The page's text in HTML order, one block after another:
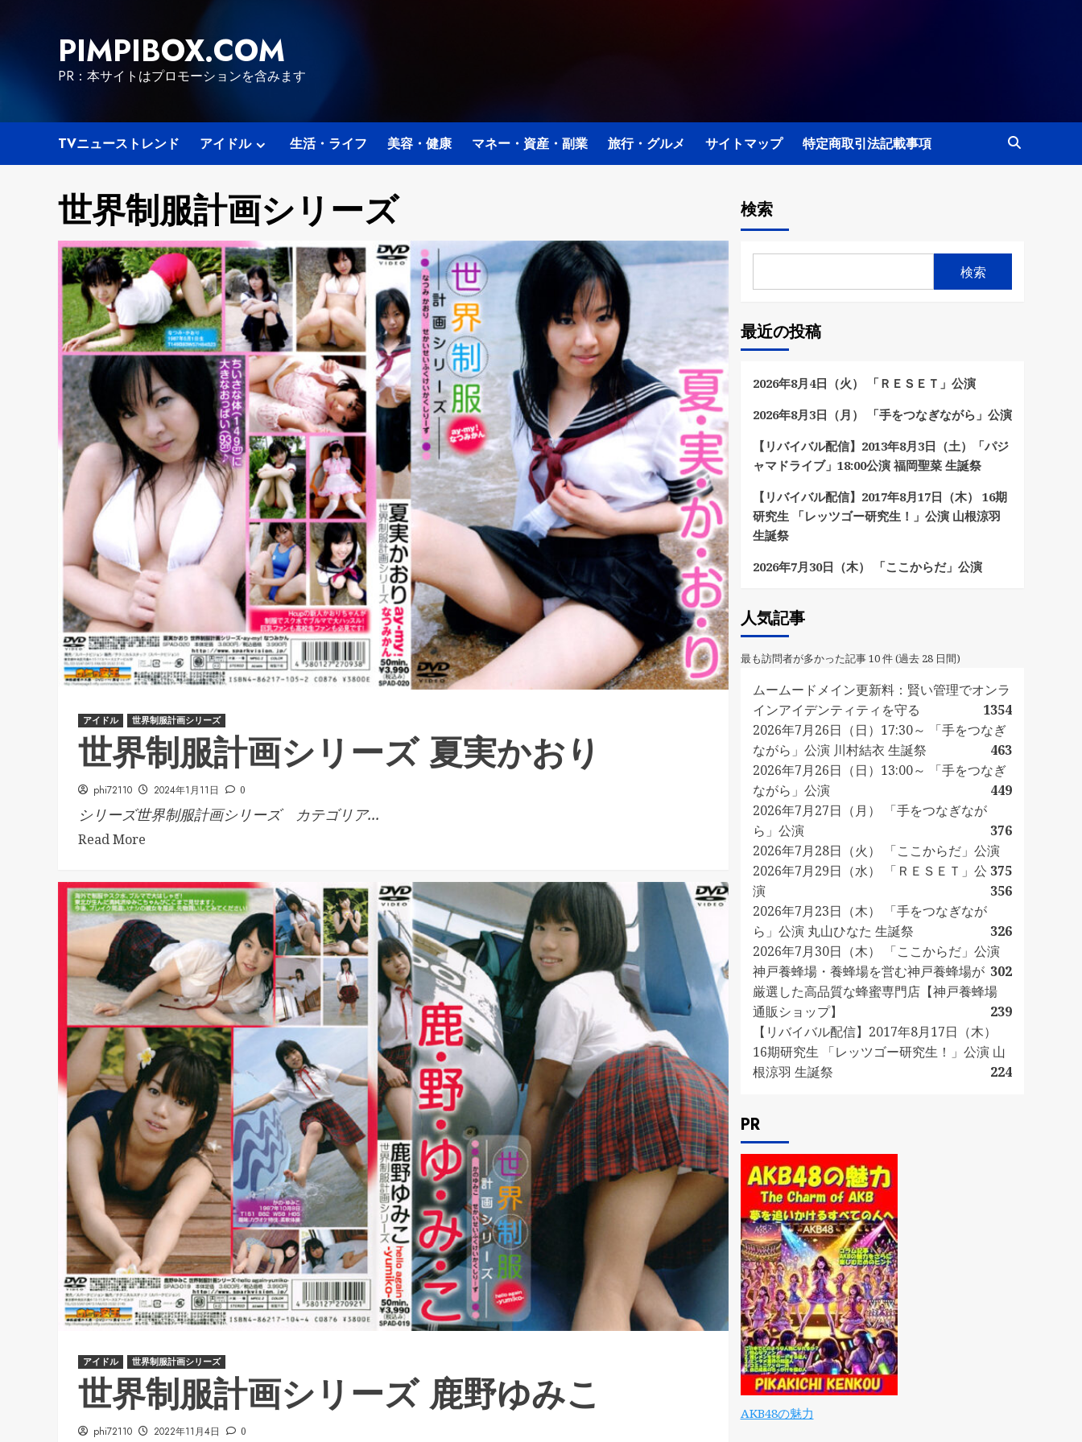
PIMPIBOX.COM
PR：本サイトはプロモーションを含みます
TVニューストレンド アイドル 生活・ライフ 美容・健康 マネー・資産・副業 旅行・グルメ サイトマップ 特定商取引法記載事項
世界制服計画シリーズ
アイドル 世界制服計画シリーズ
世界制服計画シリーズ 夏実かおり
phi72110 2024年1月11日 0
シリーズ世界制服計画シリーズ カテゴリア...
Read More
アイドル 世界制服計画シリーズ
世界制服計画シリーズ 鹿野ゆみこ
phi72110 2022年11月4日 0
検索
検索
最近の投稿
2026年8月4日（火） 「ＲＥＳＥＴ」公演
2026年8月3日（月） 「手をつなぎながら」公演
【リバイバル配信】2013年8月3日（土）「パジ
ャマドライブ」18:00公演 福岡聖菜 生誕祭
【リバイバル配信】2017年8月17日（木） 16期
研究生 「レッツゴー研究生！」公演 山根涼羽
生誕祭
2026年7月30日（木） 「ここからだ」公演
人気記事
最も訪問者が多かった記事 10 件 (過去 28 日間)
ムームードメイン更新料：賢い管理でオンラ
インアイデンティティを守る
1354
2026年7月26日（日）17:30～ 「手をつなぎ
ながら」公演 川村結衣 生誕祭
463
2026年7月26日（日）13:00～ 「手をつなぎ
ながら」公演
449
2026年7月27日（月） 「手をつなぎなが
ら」公演
376
2026年7月28日（火） 「ここからだ」公演
375
2026年7月29日（水） 「ＲＥＳＥＴ」公
演
356
2026年7月23日（木） 「手をつなぎなが
ら」公演 丸山ひなた 生誕祭
326
2026年7月30日（木） 「ここからだ」公演
302
神戸養蜂場・養蜂場を営む神戸養蜂場が
厳選した高品質な蜂蜜専門店【神戸養蜂場
通販ショップ】
239
【リバイバル配信】2017年8月17日（木）
16期研究生 「レッツゴー研究生！」公演 山
根涼羽 生誕祭
224
PR
AKB48の魅力